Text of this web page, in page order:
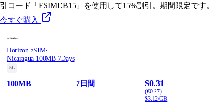
引コード「ESIMDB15」を使用して15%割引。期間限定です。
今すぐ購入
Horizon eSIM·
Nicaragua 100MB 7Days
5G
100MB 7日間 $0.31
(€0.27)
$3.12/GB